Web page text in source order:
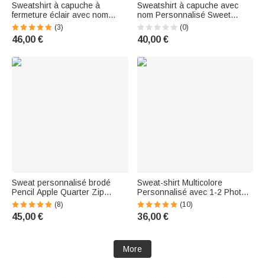
Sweatshirt à capuche à
fermeture éclair avec nom
Cadeau de sensibilisation au
cancer du sein pour les
survivants du cancer
(3)
46,00 €
Sweatshirt à capuche avec
nom Personnalisé Sweet
Potato Kind of Rude Potato
Sweatshirt avec nom Automne
Hiver Cadeau pour Couple
(0)
40,00 €
Sweat personnalisé brodé
Pencil Apple Quarter Zip
Sweatshirt with Name
Appreciation Back to School
Gift for Teachers (Cadeau de
(8)
45,00 €
Sweat-shirt Multicolore
Personnalisé avec 1-2 Photos
du Visage de l'Animal et Noms
Cadeau de Noël pour les
Propriétaires d'Animaux de
(10)
36,00 €
More